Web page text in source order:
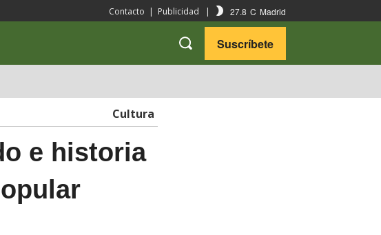
Contacto | Publicidad | 27.8 C Madrid
Suscríbete
Cultura
e historia